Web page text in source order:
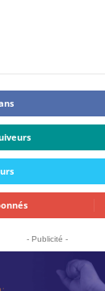
- Publicité -